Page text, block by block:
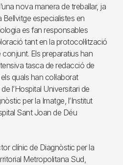
nova manera de treballar, ja
especialistes en
es fan responsables
tant en la protocol·lització
Els preparatius han
tasca de redacció de
quals han col·laborat
l’Hospital Universitari de
per la Imatge, l’Institut
Sant Joan de Déu
clínic de Diagnòstic per la
Metropolitana Sud,